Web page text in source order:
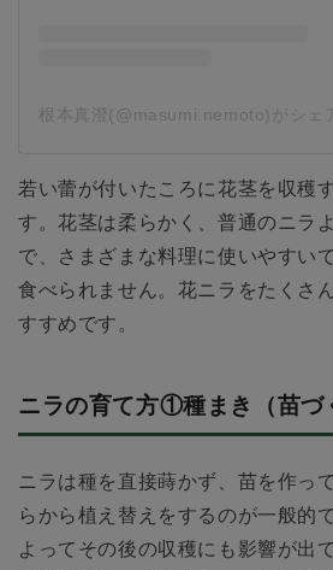
根本真澄(@masumi.nemoto)がシェ
若い蕾が付いたころに花茎を収穫
す。花茎は柔らかく、普通のニラ
で、さまざまな料理に使いやすい
食べられません。花ニラをたくさ
すすめです。
ニラの育て方①種まき（苗づ
ニラは種を直接蒔かず、苗を作っ
らから植え替えをするのが一般的
よってその後の収穫にも影響が出